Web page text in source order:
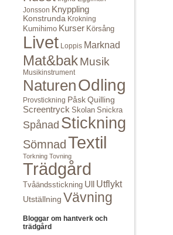
Jonsson Knyppling
Konstrunda Krokning
Kumihimo Kurser Körsång
Livet Loppis Marknad
Mat&bakMusik
Musikinstrument
NaturenOdling
Provstickning Påsk Quilling
Screentryck Skolan Snickra
Spånad Stickning
Sömnad Textil
Torkning Tovning
Trädgård
Tvåändsstickning Ull Utflykt
Utställning Vävning
Bloggar om hantverk och
trädgård